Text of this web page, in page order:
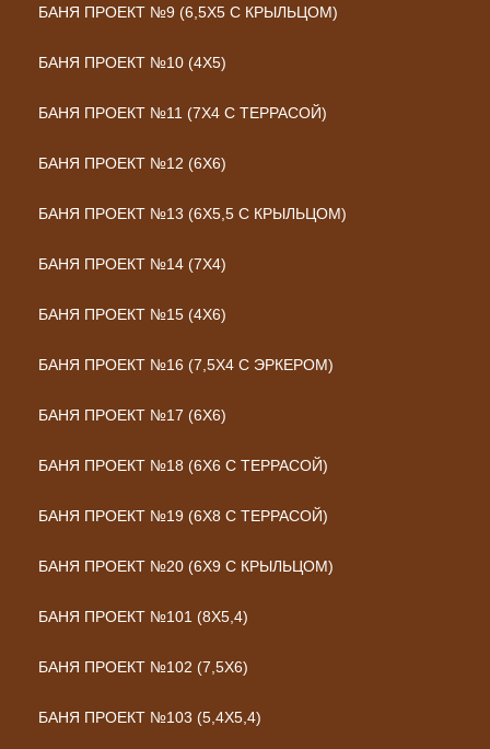
БАНЯ ПРОЕКТ №9 (6,5Х5 С КРЫЛЬЦОМ)
БАНЯ ПРОЕКТ №10 (4Х5)
БАНЯ ПРОЕКТ №11 (7Х4 С ТЕРРАСОЙ)
БАНЯ ПРОЕКТ №12 (6Х6)
БАНЯ ПРОЕКТ №13 (6Х5,5 С КРЫЛЬЦОМ)
БАНЯ ПРОЕКТ №14 (7Х4)
БАНЯ ПРОЕКТ №15 (4Х6)
БАНЯ ПРОЕКТ №16 (7,5Х4 С ЭРКЕРОМ)
БАНЯ ПРОЕКТ №17 (6Х6)
БАНЯ ПРОЕКТ №18 (6Х6 С ТЕРРАСОЙ)
БАНЯ ПРОЕКТ №19 (6Х8 С ТЕРРАСОЙ)
БАНЯ ПРОЕКТ №20 (6Х9 С КРЫЛЬЦОМ)
БАНЯ ПРОЕКТ №101 (8X5,4)
БАНЯ ПРОЕКТ №102 (7,5X6)
БАНЯ ПРОЕКТ №103 (5,4X5,4)